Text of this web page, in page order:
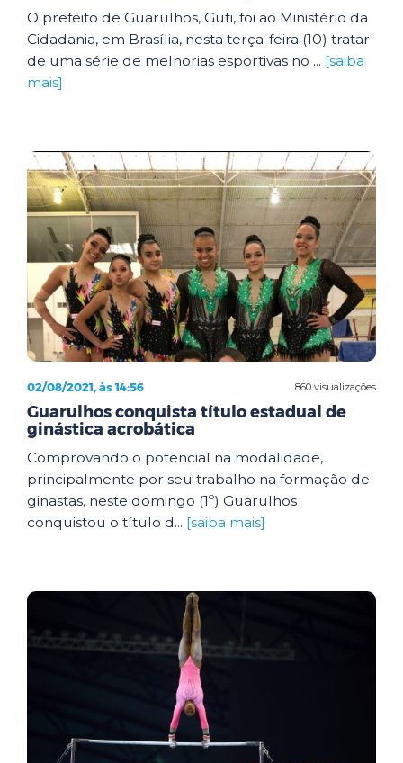
O prefeito de Guarulhos, Guti, foi ao Ministério da
Cidadania, em Brasília, nesta terça-feira (10) tratar
de uma série de melhorias esportivas no ... [saiba
mais]
860 visualizações
02/08/2021, às 14:56
Guarulhos conquista título estadual de
ginástica acrobática
Comprovando o potencial na modalidade,
principalmente por seu trabalho na formação de
ginastas, neste domingo (1º) Guarulhos
conquistou o título d... [saiba mais]